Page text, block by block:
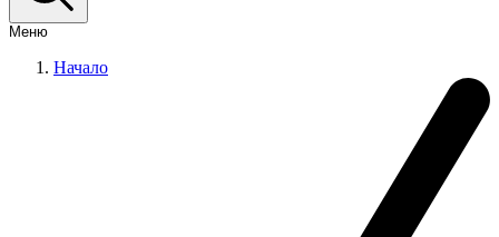
Меню
Начало